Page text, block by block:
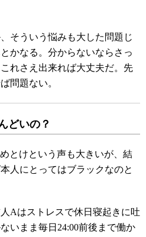
そういう悩みも大した問題じ
かなる。分からないならさっ
れさえ出来れば大丈夫だ。先
問題ない。
どいの？
とけという声も大きいが、結
人にとってはブラックなのと
Aはストレスで休日寝起きに吐
いまま毎日24:00前後まで働か